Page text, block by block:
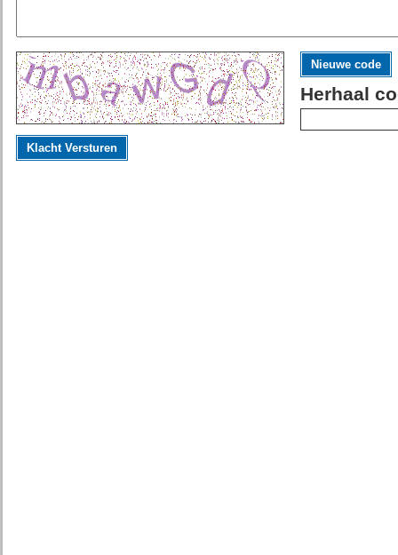
Nieuwe code
Herhaal
Klacht Versturen